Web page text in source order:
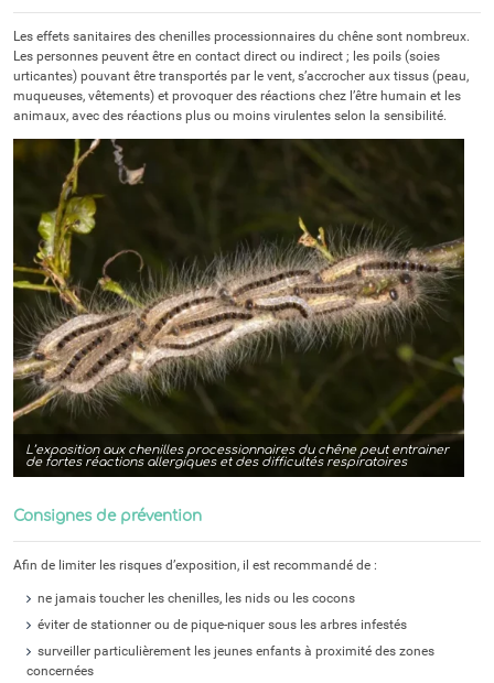
Les effets sanitaires des chenilles processionnaires du chêne sont nombreux.
Les personnes peuvent être en contact direct ou indirect ; les poils (soies
urticantes) pouvant être transportés par le vent, s’accrocher aux tissus (peau,
muqueuses, vêtements) et provoquer des réactions chez l’être humain et les
animaux, avec des réactions plus ou moins virulentes selon la sensibilité.
L’exposition aux chenilles processionnaires du chêne peut entrainer
de fortes réactions allergiques et des difficultés respiratoires
Consignes de prévention
Afin de limiter les risques d’exposition, il est recommandé de :
ne jamais toucher les chenilles, les nids ou les cocons
éviter de stationner ou de pique-niquer sous les arbres infestés
surveiller particulièrement les jeunes enfants à proximité des zones
concernées